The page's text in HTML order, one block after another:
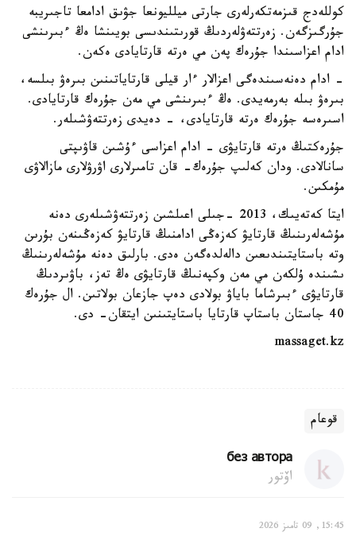
كوللەدج قىزمەتكەرلەرى جارتى ميلليونعا جۋىق ادامعا تاجىريبە
جۇرگىزگەن. زەرتتەۋلەردىڭ قورىتىندىسى بويىنشا ەڭ ءبىرىنشى
ادام اعزاسىندا جۇرەك پەن مي ەرتە قارتايادى ەكەن.
- ادام دەنەسىندەگى اعزالار ءار قيلى قارتاياتىنىن بىرەۋ بىلسە،
بىرەۋ بىلە بەرمەيدى. ەڭ ءبىرىنشى مي مەن جۇرەك قارتايادى.
اسىرەسە جۇرەك ەرتە قارتايادى، - دەيدى زەرتتەۋشىلەر.
جۇرەكتىڭ ەرتە قارتايۋى - ادام اعزاسى ءۇشىن قاۋىپتى
سانالادى. ودان كەلىپ جۇرەك- قان تامىرلارى اۋرۋلارى مازالاۋى
مۇمكىن.
ايتا كەتەيىك، 2013 -جىلى اعىلشىن زەرتتەۋشىلەرى دەنە
مۇشەلەرىنىڭ قارتايۋ كەزەڭى ادامنىڭ قارتايۋ كەزەڭىنەن بۇرىن
وتە باستايتىندىعىن دالەلدەگەن ەدى. بارلىق دەنە مۇشەلەرىنىڭ
ىشىندە ۇلكەن مي مەن وكپەنىڭ قارتايۋى ەڭ تەز، باۋىردىڭ
قارتايۋى ءبىرشاما باياۋ بولادى دەپ جازعان بولاتىن. ال جۇرەك
40 جاستان باستاپ قارتايا باستايتىنىن ايتقان- دى.
massaget.kz
قوعام
без автора
اۆتور
15:45, 09 تامىز 2026